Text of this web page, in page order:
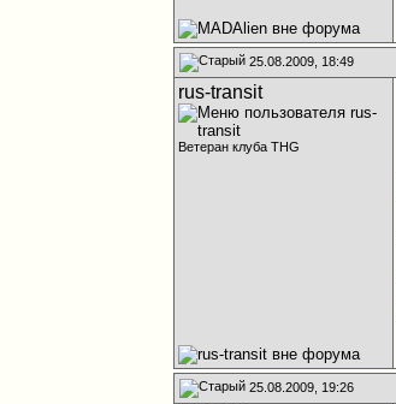
25.08.2009, 18:49
rus-transit
Ветеран клуба THG
25.08.2009, 19:26